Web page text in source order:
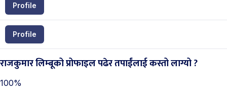
Profile
Profile
राजकुमार लिम्‍बूको प्रोफाइल पढेर तपाईंलाई कस्तो लाग्यो ?
100%